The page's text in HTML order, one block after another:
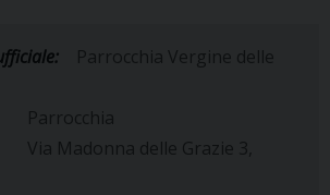
Parrocchia Vergine delle
Parrocchia
Via Madonna delle Grazie 3,